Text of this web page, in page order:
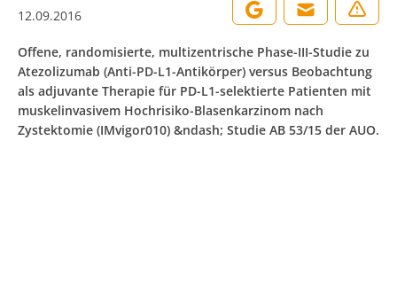
12.09.2016
Offene, randomisierte, multizentrische Phase-III-Studie zu
Atezolizumab (Anti-PD-L1-Antikörper) versus Beobachtung
als adjuvante Therapie für PD-L1-selektierte Patienten mit
muskelinvasivem Hochrisiko-Blasenkarzinom nach
Zystektomie (IMvigor010) &ndash; Studie AB 53/15 der AUO.